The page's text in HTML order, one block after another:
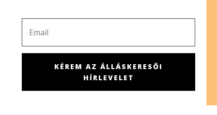
KÉREM AZ ÁLLÁSKERESŐI
HÍRLEVELET